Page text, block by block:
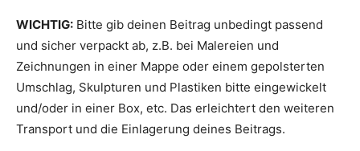
WICHTIG: Bitte gib deinen Beitrag unbedingt passend
und sicher verpackt ab, z.B. bei Malereien und
Zeichnungen in einer Mappe oder einem gepolsterten
Umschlag, Skulpturen und Plastiken bitte eingewickelt
und/oder in einer Box, etc. Das erleichtert den weiteren
Transport und die Einlagerung deines Beitrags.